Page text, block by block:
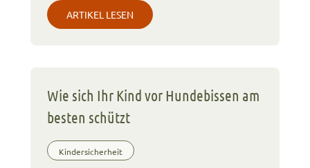
ARTIKEL LESEN
Wie sich Ihr Kind vor Hundebissen am
besten schützt
Kindersicherheit